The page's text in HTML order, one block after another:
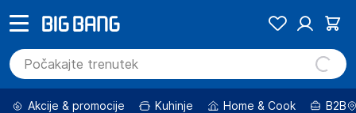
Akcije & promocije Kuhinje Home & Cook B2B